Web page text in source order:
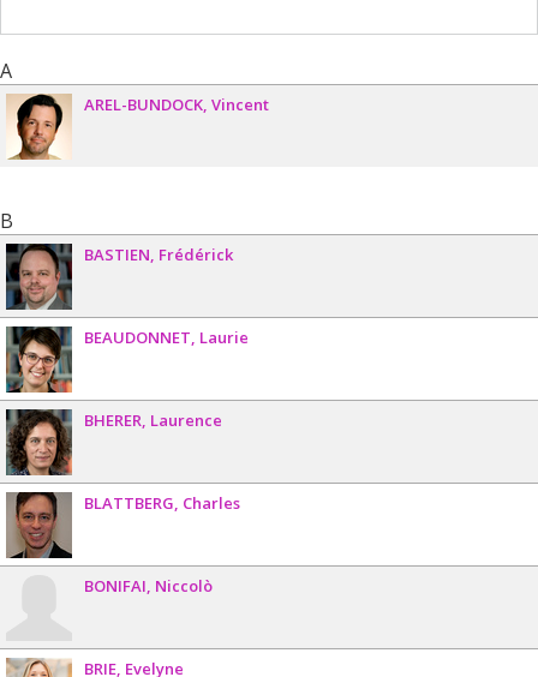
A
AREL-BUNDOCK Vincent
B
BASTIEN Frédérick
BEAUDONNET Laurie
BHERER Laurence
BLATTBERG Charles
BONIFAI Niccolò
BRIE Evelyne